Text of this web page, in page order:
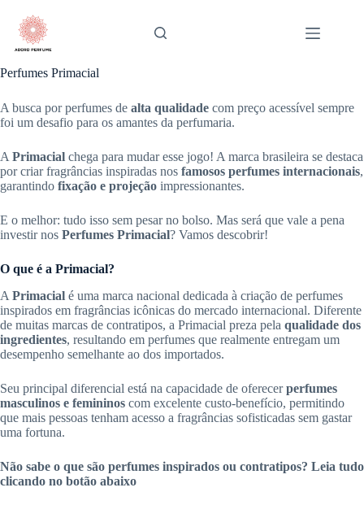
para
conteúdo
Perfumes Primacial
A busca por perfumes de alta qualidade com preço acessível sempre
foi um desafio para os amantes da perfumaria.
A Primacial chega para mudar esse jogo! A marca brasileira se destaca
por criar fragrâncias inspiradas nos famosos perfumes internacionais,
garantindo fixação e projeção impressionantes.
E o melhor: tudo isso sem pesar no bolso. Mas será que vale a pena
investir nos Perfumes Primacial? Vamos descobrir!
O que é a Primacial?
A Primacial é uma marca nacional dedicada à criação de perfumes
inspirados em fragrâncias icônicas do mercado internacional. Diferente
de muitas marcas de contratipos, a Primacial preza pela qualidade dos
ingredientes, resultando em perfumes que realmente entregam um
desempenho semelhante ao dos importados.
Seu principal diferencial está na capacidade de oferecerperfumes
masculinos e femininos com excelente custo-benefício, permitindo
que mais pessoas tenham acesso a fragrâncias sofisticadas sem gastar
uma fortuna.
Não sabe o que são perfumes inspirados ou contratipos? Leia tudo
clicando no botão abaixo